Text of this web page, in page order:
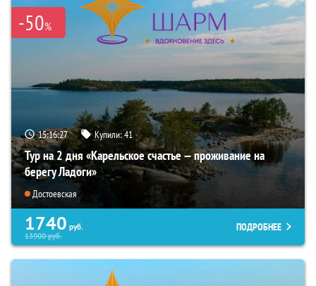
-50%
15:16:26 Купили:41
Тур на 2 дня «Карельское счастье — проживание на
берегу Ладоги»
Достоевская
1740 руб.
13900руб.
ПОДРОБНЕЕ